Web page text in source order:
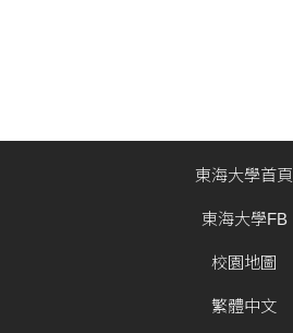
東海大學首頁
東海大學FB
校園地圖
繁體中文